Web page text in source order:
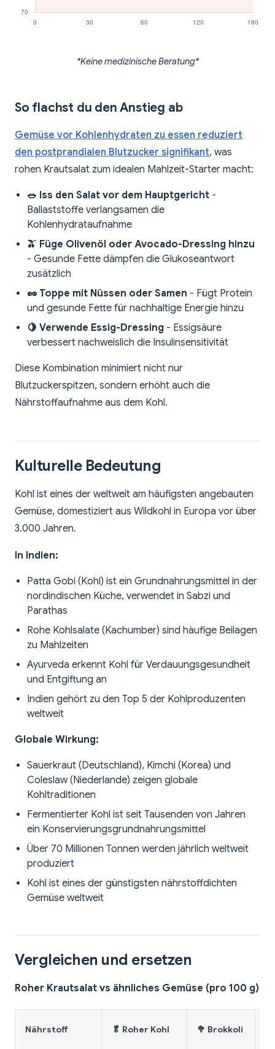
*Keine medizinische Beratung*
So flachst du den Anstieg ab
Gemüse vor Kohlenhydraten zu essen reduziert
den postprandialen Blutzucker signifikant, was
rohen Krautsalat zum idealen Mahlzeit-Starter macht:
🥗 Iss den Salat vor dem Hauptgericht -
Ballaststoffe verlangsamen die
Kohlenhydrataufnahme
🫒 Füge Olivenöl oder Avocado-Dressing hinzu
- Gesunde Fette dämpfen die Glukoseantwort
zusätzlich
🥜 Toppe mit Nüssen oder Samen - Fügt Protein
und gesunde Fette für nachhaltige Energie hinzu
🍋 Verwende Essig-Dressing - Essigsäure
verbessert nachweislich die Insulinsensitivität
Diese Kombination minimiert nicht nur
Blutzuckerspitzen, sondern erhöht auch die
Nährstoffaufnahme aus dem Kohl.
Kulturelle Bedeutung
Kohl ist eines der weltweit am häufigsten angebauten
Gemüse, domestiziert aus Wildkohl in Europa vor über
3.000 Jahren.
In Indien:
Patta Gobi (Kohl) ist ein Grundnahrungsmittel in der
nordindischen Küche, verwendet in Sabzi und
Parathas
Rohe Kohlsalate (Kachumber) sind häufige Beilagen
zu Mahlzeiten
Ayurveda erkennt Kohl für Verdauungsgesundheit
und Entgiftung an
Indien gehört zu den Top 5 der Kohlproduzenten
weltweit
Globale Wirkung:
Sauerkraut (Deutschland), Kimchi (Korea) und
Coleslaw (Niederlande) zeigen globale
Kohltraditionen
Fermentierter Kohl ist seit Tausenden von Jahren
ein Konservierungsgrundnahrungsmittel
Über 70 Millionen Tonnen werden jährlich weltweit
produziert
Kohl ist eines der günstigsten nährstoffdichten
Gemüse weltweit
Vergleichen und ersetzen
Roher Krautsalat vs ähnliches Gemüse (pro 100 g)
Nährstoff 🥬 Roher Kohl 🥦 Brokkoli